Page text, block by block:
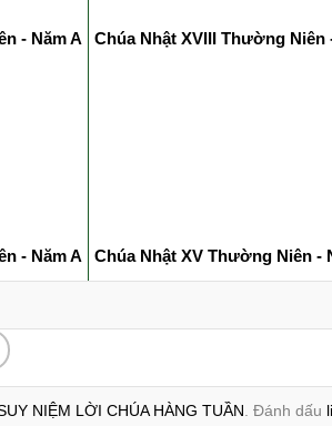
- Năm A Chúa Nhật XVIII Thường Niên
- Năm A Chúa Nhật XV Thường Niên -
NIỆM LỜI CHÚA HÀNG TUẦN. Đánh dấu